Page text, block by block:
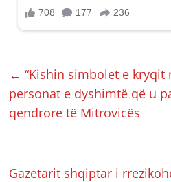
← “Kishin simbolet e kryqit
personat e dyshimtë që u
qendrore të Mitrovicës
Gazetarit shqiptar i